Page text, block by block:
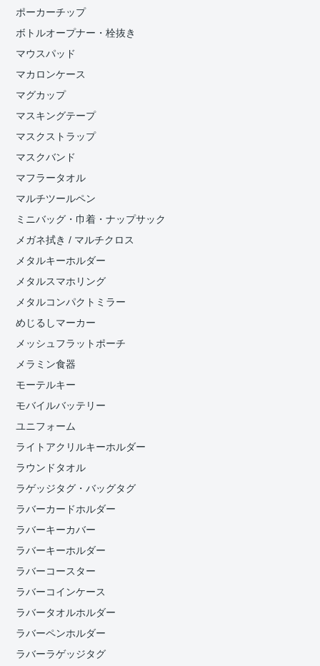
ポーカーチップ
ボトルオープナー・栓抜き
マウスパッド
マカロンケース
マグカップ
マスキングテープ
マスクストラップ
マスクバンド
マフラータオル
マルチツールペン
ミニバッグ・巾着・ナップサック
メガネ拭き / マルチクロス
メタルキーホルダー
メタルスマホリング
メタルコンパクトミラー
めじるしマーカー
メッシュフラットポーチ
メラミン食器
モーテルキー
モバイルバッテリー
ユニフォーム
ライトアクリルキーホルダー
ラウンドタオル
ラゲッジタグ・バッグタグ
ラバーカードホルダー
ラバーキーカバー
ラバーキーホルダー
ラバーコースター
ラバーコインケース
ラバータオルホルダー
ラバーペンホルダー
ラバーラゲッジタグ